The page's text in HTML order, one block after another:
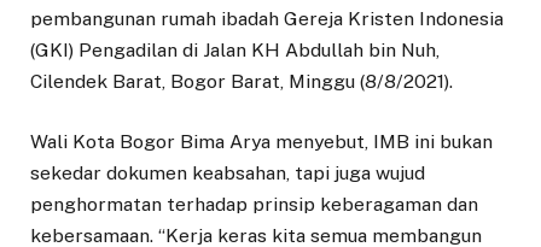
pembangunan rumah ibadah Gereja Kristen Indonesia
(GKI) Pengadilan di Jalan KH Abdullah bin Nuh,
Cilendek Barat, Bogor Barat, Minggu (8/8/2021).
Wali Kota Bogor Bima Arya menyebut, IMB ini bukan
sekedar dokumen keabsahan, tapi juga wujud
penghormatan terhadap prinsip keberagaman dan
kebersamaan. “Kerja keras kita semua membangun